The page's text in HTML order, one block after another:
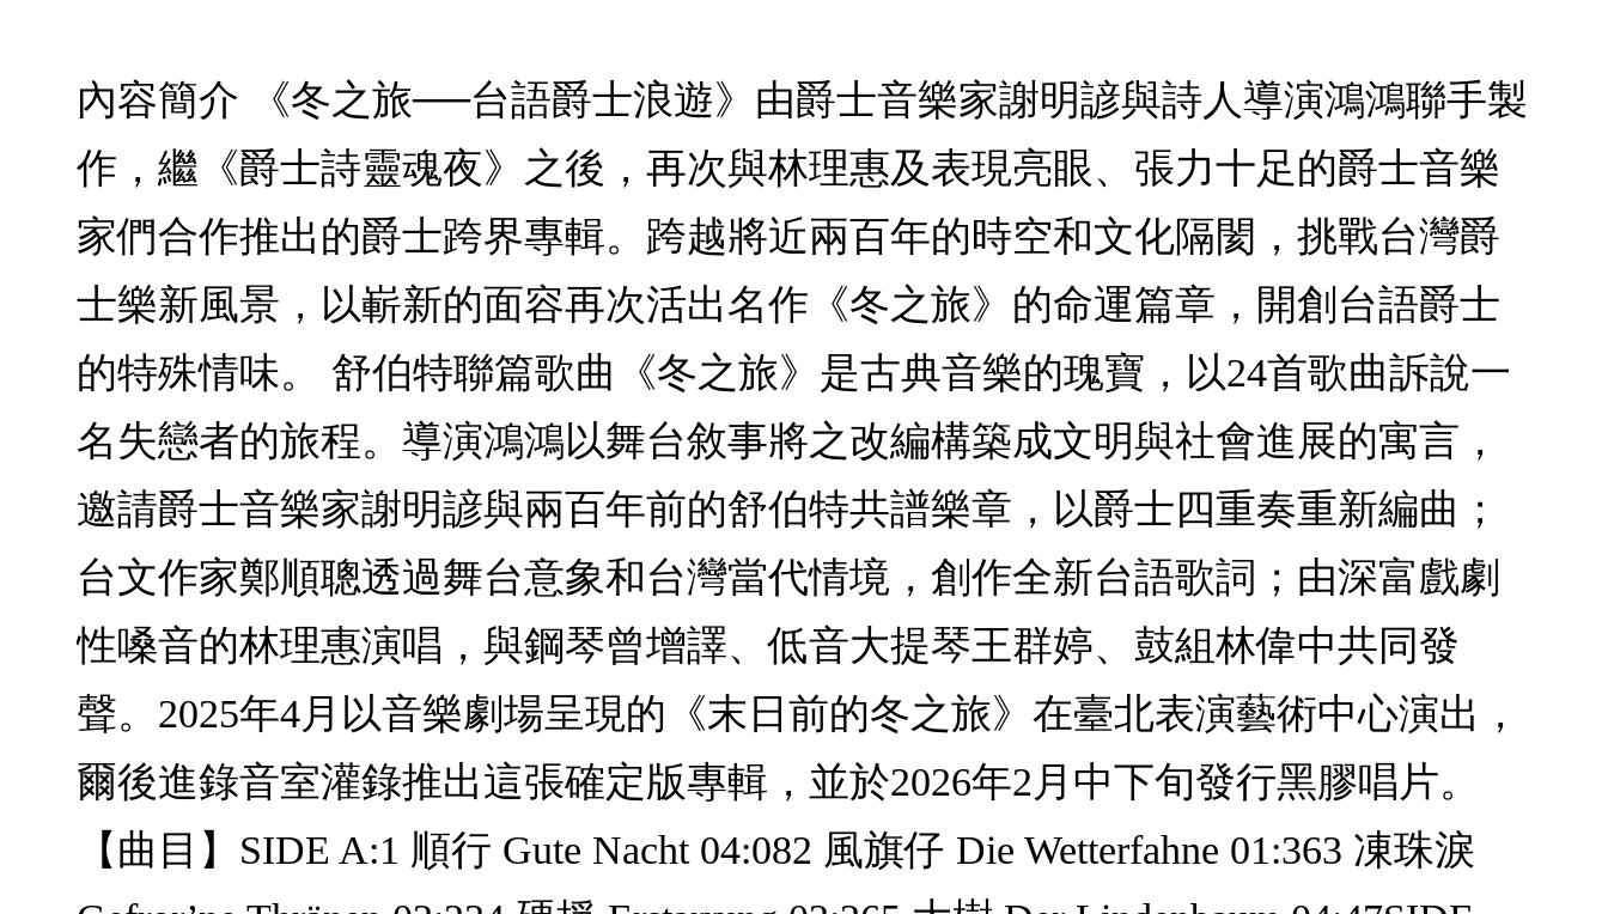
內容簡介 《冬之旅──台語爵士浪遊》由爵士音樂家謝明諺與詩人導演鴻鴻聯手製
作，繼《爵士詩靈魂夜》之後，再次與林理惠及表現亮眼、張力十足的爵士音樂
家們合作推出的爵士跨界專輯。跨越將近兩百年的時空和文化隔閡，挑戰台灣爵
士樂新風景，以嶄新的面容再次活出名作《冬之旅》的命運篇章，開創台語爵士
的特殊情味。 舒伯特聯篇歌曲《冬之旅》是古典音樂的瑰寶，以24首歌曲訴說一
名失戀者的旅程。導演鴻鴻以舞台敘事將之改編構築成文明與社會進展的寓言，
邀請爵士音樂家謝明諺與兩百年前的舒伯特共譜樂章，以爵士四重奏重新編曲；
台文作家鄭順聰透過舞台意象和台灣當代情境，創作全新台語歌詞；由深富戲劇
性嗓音的林理惠演唱，與鋼琴曾增譯、低音大提琴王群婷、鼓組林偉中共同發
聲。2025年4月以音樂劇場呈現的《末日前的冬之旅》在臺北表演藝術中心演出，
爾後進錄音室灌錄推出這張確定版專輯，並於2026年2月中下旬發行黑膠唱片。
【曲目】SIDE A:1 順行 Gute Nacht 04:082 風旗仔 Die Wetterfahne 01:363 凍珠淚